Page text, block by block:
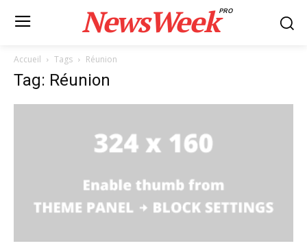
NewsWeekPRO
Accueil Tags Réunion
Tag: Réunion